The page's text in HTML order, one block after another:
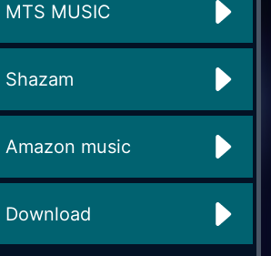
MTS MUSIC
Shazam
Amazon music
Download